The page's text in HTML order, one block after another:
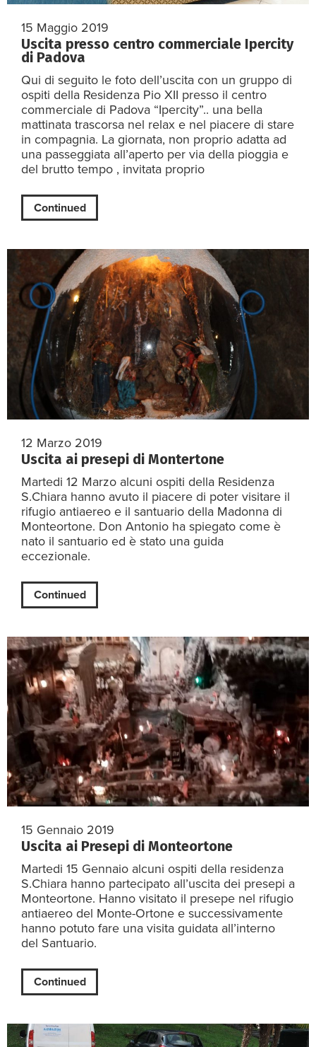
15 Maggio 2019
Uscita presso centro commerciale Ipercity
di Padova
Qui di seguito le foto dell’uscita con un gruppo di
ospiti della Residenza Pio XII presso il centro
commerciale di Padova “Ipercity”.. una bella
mattinata trascorsa nel relax e nel piacere di stare
in compagnia. La giornata, non proprio adatta ad
una passeggiata all’aperto per via della pioggia e
del brutto tempo , invitata proprio
Continued
12 Marzo 2019
Uscita ai presepi di Montertone
Martedi 12 Marzo alcuni ospiti della Residenza
S.Chiara hanno avuto il piacere di poter visitare il
rifugio antiaereo e il santuario della Madonna di
Monteortone. Don Antonio ha spiegato come è
nato il santuario ed è stato una guida
eccezionale.
Continued
15 Gennaio 2019
Uscita ai Presepi di Monteortone
Martedi 15 Gennaio alcuni ospiti della residenza
S.Chiara hanno partecipato all’uscita dei presepi a
Monteortone. Hanno visitato il presepe nel rifugio
antiaereo del Monte-Ortone e successivamente
hanno potuto fare una visita guidata all’interno
del Santuario.
Continued